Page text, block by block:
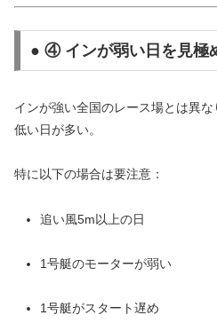
● ④ インが弱い日を見極
インが強い全国のレース場とは異
低い日が多い。
特に以下の場合は要注意：
追い風5m以上の日
1号艇のモーターが弱い
1号艇がスタート遅め